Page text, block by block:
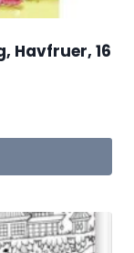
Havfruer, 16